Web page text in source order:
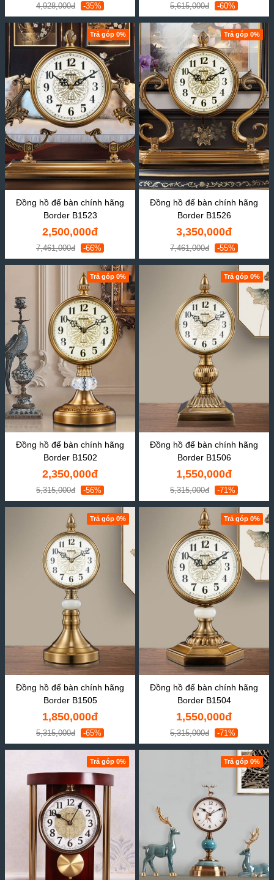
4,928,000đ -35% 5,615,000đ -60%
Trả góp 0%
Đồng hồ để bàn chính hãng
Border B1523
2,500,000đ
7,461,000đ -66%
Trả góp 0%
Đồng hồ để bàn chính hãng
Border B1526
3,350,000đ
7,461,000đ -55%
Trả góp 0%
Đồng hồ để bàn chính hãng
Border B1502
2,350,000đ
5,315,000đ -56%
Trả góp 0%
Đồng hồ để bàn chính hãng
Border B1506
1,550,000đ
5,315,000đ -71%
Trả góp 0%
Đồng hồ để bàn chính hãng
Border B1505
1,850,000đ
5,315,000đ -65%
Trả góp 0%
Đồng hồ để bàn chính hãng
Border B1504
1,550,000đ
5,315,000đ -71%
Trả góp 0% Trả góp 0%